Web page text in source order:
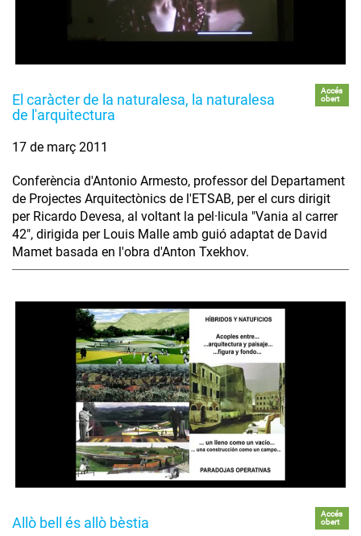
El caràcter de la naturalesa, la naturalesa
de l'arquitectura
Accés
obert
17 de març 2011
Conferència d'Antonio Armesto, professor del Departament
de Projectes Arquitectònics de l'ETSAB, per el curs dirigit
per Ricardo Devesa, al voltant la pel·licula "Vania al carrer
42", dirigida per Louis Malle amb guió adaptat de David
Mamet basada en l'obra d'Anton Txekhov.
Allò bell és allò bèstia
Accés
obert